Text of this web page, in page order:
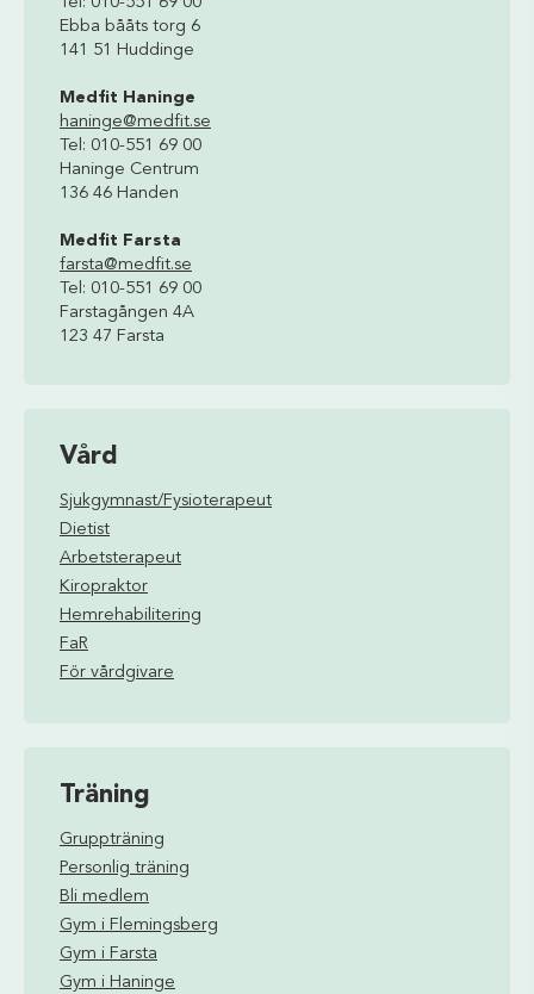
Ebba bååts torg 6
141 51 Huddinge
Medfit Haninge
haninge@medfit.se
Tel: 010-551 69 00
Haninge Centrum
136 46 Handen
Medfit Farsta
farsta@medfit.se
Tel: 010-551 69 00
Farstagången 4A
123 47 Farsta
Vård
Sjukgymnast/Fysioterapeut
Dietist
Arbetsterapeut
Kiropraktor
Hemrehabilitering
FaR
För vårdgivare
Träning
Gruppträning
Personlig träning
Bli medlem
Gym i Flemingsberg
Gym i Farsta
Gym i Haninge